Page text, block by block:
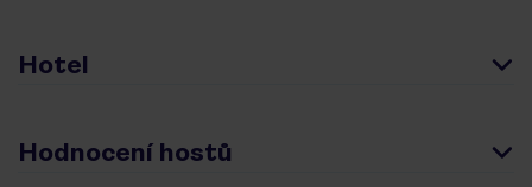
Hotel
Hodnocení hostů